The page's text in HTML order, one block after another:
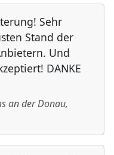
Sehr
Stand der
Und
DANKE
an der Donau,